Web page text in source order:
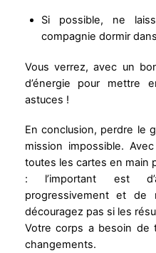
Si possible, ne
compagnie dormir
Vous verrez, avec un
d’énergie pour mettre
astuces !
En conclusion, perdre le
mission impossible.
toutes les cartes en main
: l’important est
progressivement et de
découragez pas si les
Votre corps a besoin de
changements.